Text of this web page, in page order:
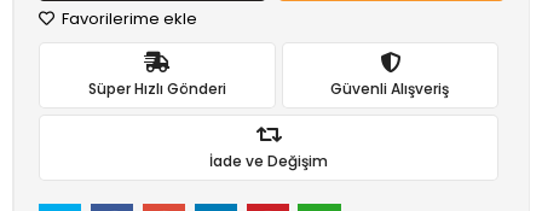
Favorilerime ekle
Süper Hızlı Gönderi Güvenli Alışveriş
İade ve Değişim